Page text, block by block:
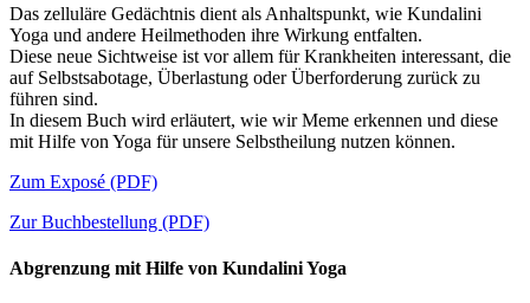
Das zelluläre Gedächtnis dient als Anhaltspunkt, wie Kundalini
Yoga und andere Heilmethoden ihre Wirkung entfalten.
Diese neue Sichtweise ist vor allem für Krankheiten interessant, die
auf Selbstsabotage, Überlastung oder Überforderung zurück zu
führen sind.
In diesem Buch wird erläutert, wie wir Meme erkennen und diese
mit Hilfe von Yoga für unsere Selbstheilung nutzen können.
Zum Exposé (PDF)
Zur Buchbestellung (PDF)
Abgrenzung mit Hilfe von Kundalini Yoga